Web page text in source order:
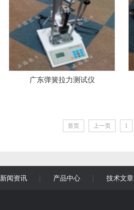
广东弹簧拉力测试仪
首页 上一页 1
新闻资讯 产品中心 技术文章